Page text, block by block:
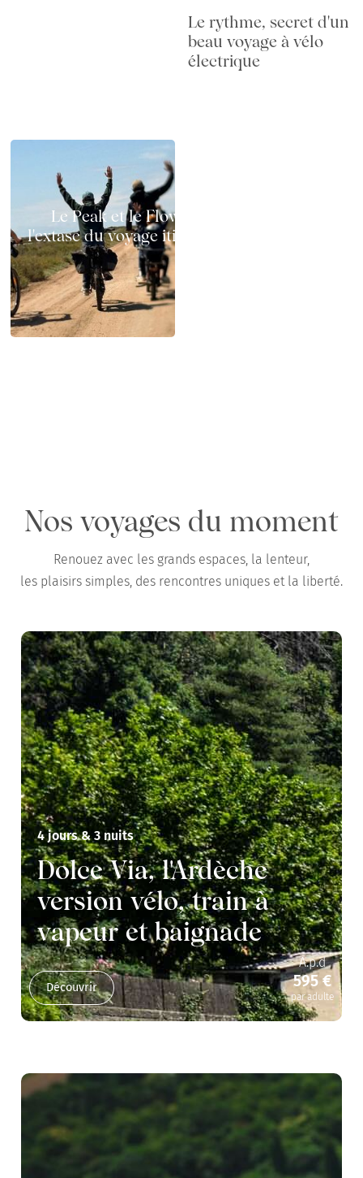
Le rythme, secret d'un
beau voyage à vélo
électrique
Le Peak et le Flow à vélo électrique :
l'extase du voyage itinérant sur deux roues
Nos voyages du moment
Renouez avec les grands espaces, la lenteur,
les plaisirs simples, des rencontres uniques et la liberté.
4 jours & 3 nuits
Dolce Via, l'Ardèche
version vélo, train à
vapeur et baignade
Découvrir
A.p.d
595 €
par adulte